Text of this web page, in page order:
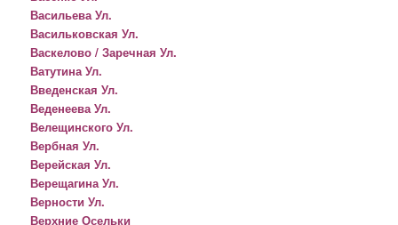
Васильева Ул.
Васильковская Ул.
Васкелово / Заречная Ул.
Ватутина Ул.
Введенская Ул.
Веденеева Ул.
Велещинского Ул.
Вербная Ул.
Верейская Ул.
Верещагина Ул.
Верности Ул.
Верхние Осельки